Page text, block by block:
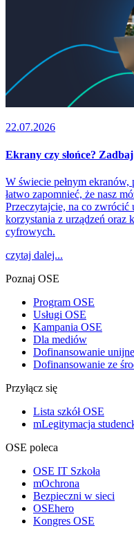
22.07.2026
Ekrany czy słońce?
W świecie pełnym ekranów,
łatwo zapomnieć, że nasz
Przeczytajcie, na co zwrócić
korzystania z urządzeń oraz
cyfrowych.
czytaj dalej...
Poznaj OSE
Program OSE
Usługi OSE
Kampania OSE
Dla mediów
Dofinansowanie unijne
Dofinansowanie ze
Przyłącz się
Lista szkół OSE
mLegitymacja
OSE poleca
OSE IT Szkoła
mOchrona
Bezpieczni w sieci
OSEhero
Kongres OSE